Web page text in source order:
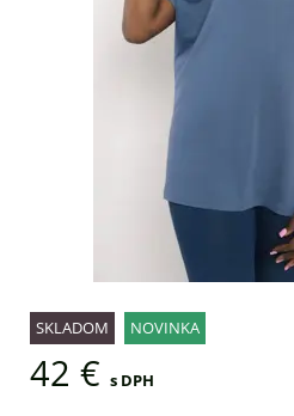
SKLADOM NOVINKA
42 € s DPH